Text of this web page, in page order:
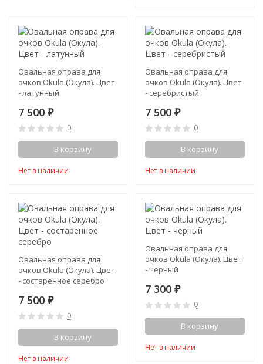
Овальная оправа для
очков Okula (Окула). Цвет
- латунный
7 500 ₽
0
В корзину
Нет в наличии
Овальная оправа для
очков Okula (Окула). Цвет
- серебристый
7 500 ₽
0
В корзину
Нет в наличии
Овальная оправа для
очков Okula (Окула). Цвет
- состаренное серебро
7 500 ₽
0
В корзину
Нет в наличии
Овальная оправа для
очков Okula (Окула). Цвет
- черный
7 300 ₽
0
В корзину
Нет в наличии